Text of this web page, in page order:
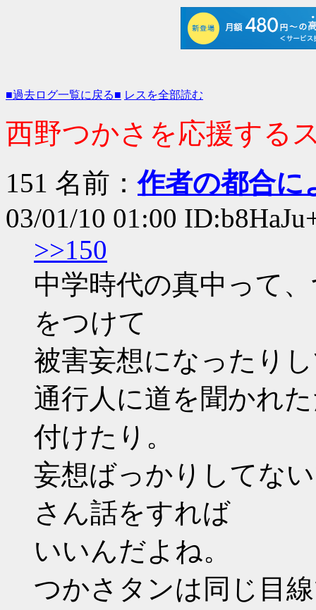
■過去ログ一覧に戻る■ レスを全部読む
西野つかさを応援する
151 名前：作者の都合に
03/01/10 01:00
>>150
中学時代の真中って
をつけて
被害妄想になったり
通行人に道を聞かれ
付けたり。
妄想ばっかりしてな
さん話をすれば
いいんだよね。
つかさタンは同じ目